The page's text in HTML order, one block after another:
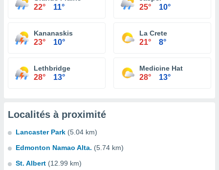
22° 11° 25° 10°
Kananaskis
23° 10°
La Crete
21° 8°
Lethbridge
28° 13°
Medicine Hat
28° 13°
Localités à proximité
Lancaster Park (5.04 km)
Edmonton Namao Alta. (5.74 km)
St. Albert (12.99 km)